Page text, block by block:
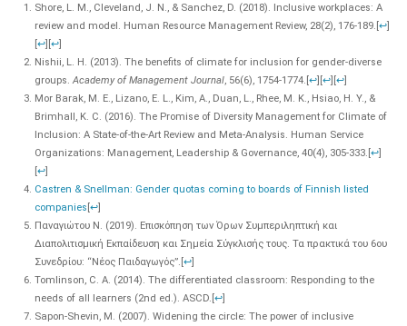
Shore, L. M., Cleveland, J. N., & Sanchez, D. (2018). Inclusive workplaces: A
review and model. Human Resource Management Review, 28(2), 176-189. [↩]
[↩] [↩]
Nishii, L. H. (2013). The benefits of climate for inclusion for gender-diverse
groups.Academy of Management Journal, 56(6), 1754-1774. [↩] [↩] [↩]
Mor Barak, M. E., Lizano, E. L., Kim, A., Duan, L., Rhee, M. K., Hsiao, H. Y., &
Brimhall, K. C. (2016). The Promise of Diversity Management for Climate of
Inclusion: A State-of-the-Art Review and Meta-Analysis. Human Service
Organizations: Management, Leadership & Governance, 40(4), 305-333. [↩]
[↩]
Castren & Snellman: Gender quotas coming to boards of Finnish listed
companies [↩]
Παναγιώτου Ν. (2019). Επισκόπηση των Όρων Συμπεριληπτική και
Διαπολιτισμική Εκπαίδευση και Σημεία Σύγκλισής τους. Τα πρακτικά του 6ου
Συνεδρίου: “Νέος Παιδαγωγός”. [↩]
Tomlinson, C. A. (2014). The differentiated classroom: Responding to the
needs of all learners (2nd ed.). ASCD. [↩]
Sapon-Shevin, M. (2007). Widening the circle: The power of inclusive